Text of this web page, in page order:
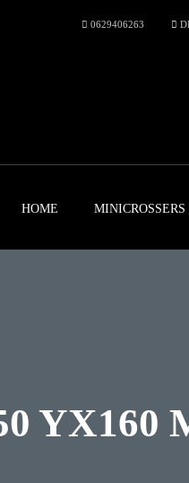
0629406263
HOME MINICROSSERS
YX160